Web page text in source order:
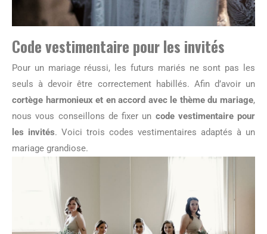
Code vestimentaire pour les invités
Pour un mariage réussi, les futurs mariés ne sont pas les
seuls à devoir être correctement habillés. Afin d’avoir un
cortège harmonieux et en accord avec le thème du mariage,
nous vous conseillons de fixer un code vestimentaire pour
les invités. Voici trois codes vestimentaires adaptés à un
mariage grandiose.